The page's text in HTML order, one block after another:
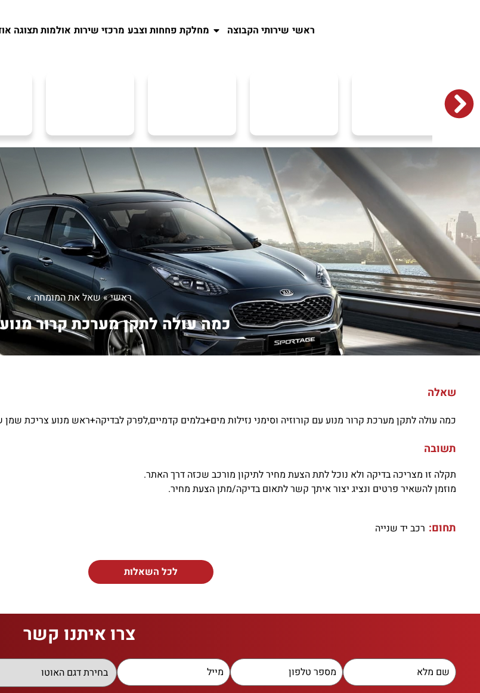
ראשי שירותי הקבוצה מחלקת פחחות וצבע מרכזי שירות אולמות תצוגה
ראשי»שאל את המומחה»
כמה עולה לתקן מערכת קרור
שאלה
כמה עולה לתקן מערכת קרור מנוע עם קורוזיה וסימני נזילות מים+בלמים קדמיים,לפרק לבדיקה+ראש מנוע צריכת
תשובה
תקלה זו מצריכה בדיקה ולא נוכל לתת הצעת מחיר לתיקון מורכב שכזה דרך האתר.
מוזמן להשאיר פרטים ונציג יצור איתך קשר לתאום בדיקה/מתן הצעת מחיר.
תחום: רכב יד שנייה
לכל השאלות
צרו איתנו קשר